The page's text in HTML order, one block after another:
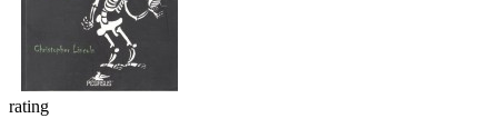
rating